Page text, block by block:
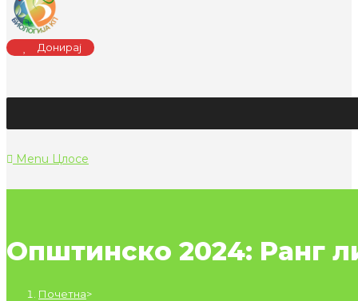
Донирај
Menu Цлосе
Општинско 2024: Ранг
Почетна>